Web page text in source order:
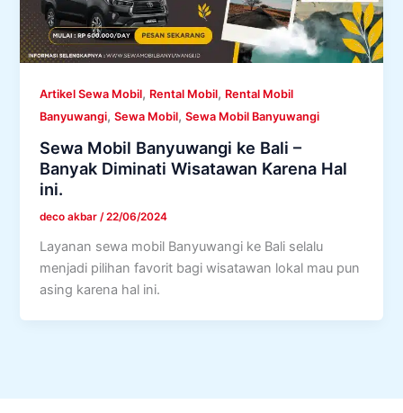
Artikel Sewa Mobil, Rental Mobil, Rental Mobil
Banyuwangi,Sewa Mobil,Sewa Mobil Banyuwangi
Sewa Mobil Banyuwangi ke Bali –
Banyak Diminati Wisatawan Karena Hal
ini.
deco akbar/22/06/2024
Layanan sewa mobil Banyuwangi ke Bali selalu
menjadi pilihan favorit bagi wisatawan lokal mau pun
asing karena hal ini.